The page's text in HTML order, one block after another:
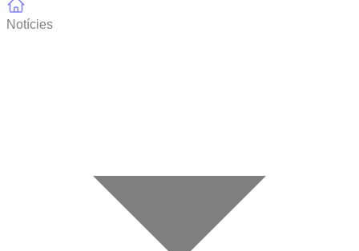
Notícies